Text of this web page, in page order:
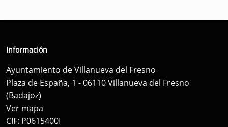
Información
Ayuntamiento de Villanueva del Fresno
Plaza de España, 1 - 06110 Villanueva del Fresno
(Badajoz)
Ver mapa
CIF: P0615400I